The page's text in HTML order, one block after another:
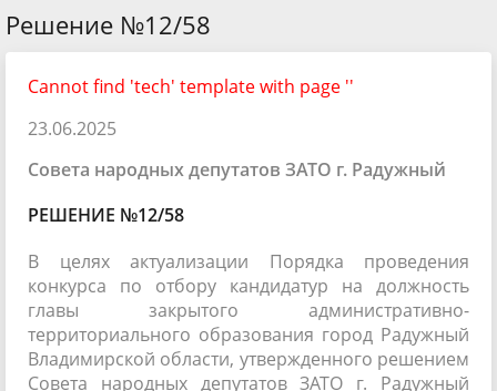
Решение №12/58
Cannot find 'tech' template with page ''
23.06.2025
Совета народных депутатов ЗАТО г. Радужный
РЕШЕНИЕ №12/58
В целях актуализации Порядка проведения
конкурса по отбору кандидатур на должность
главы закрытого административно-
территориального образования город Радужный
Владимирской области, утвержденного решением
Совета народных депутатов ЗАТО г. Радужный